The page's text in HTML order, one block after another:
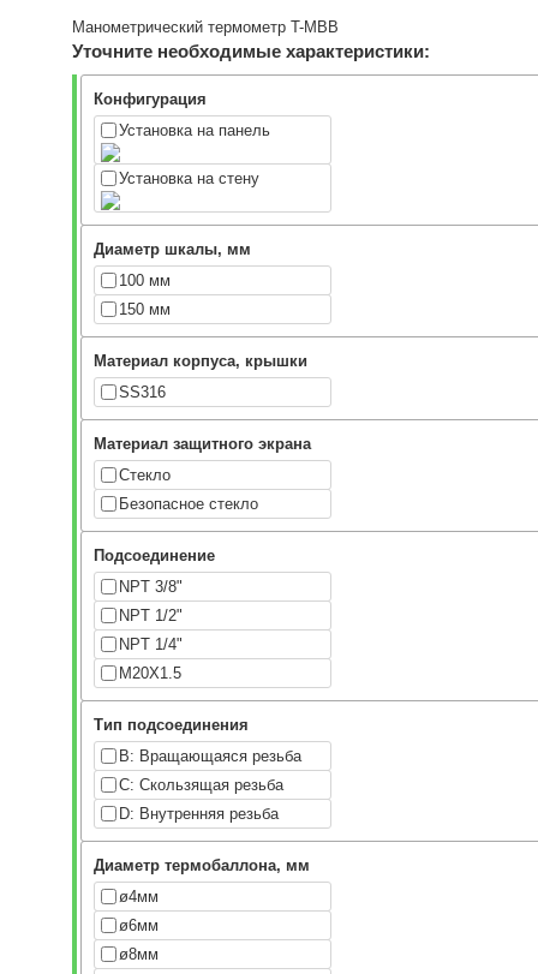
Манометрический термометр T-MBB
Уточните необходимые характеристики:
Конфигурация
Установка на панель
Установка на стену
Диаметр шкалы, мм
100 мм
150 мм
Материал корпуса, крышки
SS316
Материал защитного экрана
Стекло
Безопасное стекло
Подсоединение
NPT 3/8"
NPT 1/2"
NPT 1/4"
M20X1.5
Тип подсоединения
B: Вращающаяся резьба
C: Скользящая резьба
D: Внутренняя резьба
Диаметр термобаллона, мм
ø4мм
ø6мм
ø8мм